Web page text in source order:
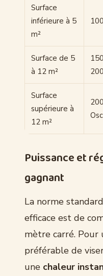
Surface
inférieure à 5
m²
Surface de 5
à 12 m²
Surface
supérieure à
12 m²
Puissance et
gagnant
La norme
efficace est de
mètre carré. Pour
préférable de
une chaleur